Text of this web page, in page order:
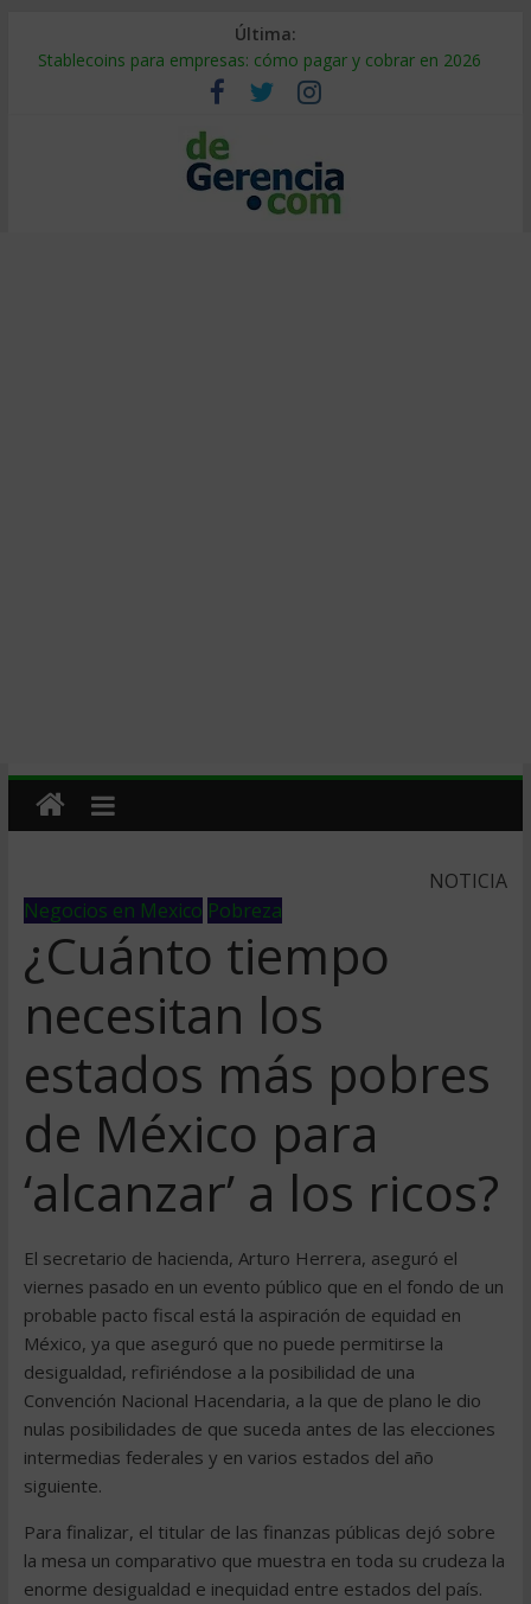
Última:
Stablecoins para empresas: cómo pagar y cobrar en 2026
Despido silencioso: qué es y por qué sale tan caro
IA en selección de personal: cómo auditarla a tiempo
Trabajo forzoso en la cadena de suministro: qué hacer
Mercado hispano de EE. UU.: cómo segmentarlo y venderle
NOTICIA
Negocios en Mexico Pobreza
¿Cuánto tiempo
necesitan los
estados más pobres
de México para
‘alcanzar’ a los ricos?
El secretario de hacienda, Arturo Herrera, aseguró el
viernes pasado en un evento público que en el fondo de un
probable pacto fiscal está la aspiración de equidad en
México, ya que aseguró que no puede permitirse la
desigualdad, refiriéndose a la posibilidad de una
Convención Nacional Hacendaria, a la que de plano le dio
nulas posibilidades de que suceda antes de las elecciones
intermedias federales y en varios estados del año
siguiente.
Para finalizar, el titular de las finanzas públicas dejó sobre
la mesa un comparativo que muestra en toda su crudeza la
enorme desigualdad e inequidad entre estados del país.